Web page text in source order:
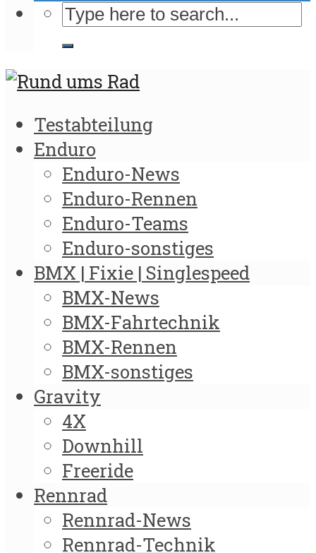
Testabteilung
Enduro
Enduro-News
Enduro-Rennen
Enduro-Teams
Enduro-sonstiges
BMX | Fixie | Singlespeed
BMX-News
BMX-Fahrtechnik
BMX-Rennen
BMX-sonstiges
Gravity
4X
Downhill
Freeride
Rennrad
Rennrad-News
Rennrad-Technik